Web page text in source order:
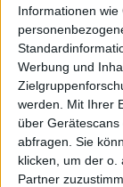
Informationen
Werbung und
werden.
Mit Ihrer
über
abfragen. Sie
klicken, um der
Partner